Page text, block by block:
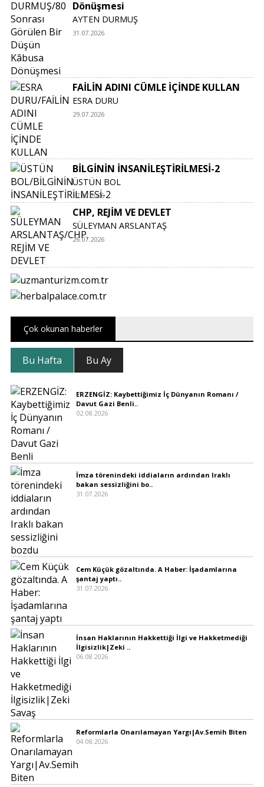
Dönüşmesi
AYTEN DURMUŞ
31.07.2026
FAİLİN ADINI CÜMLE İÇİNDE KULLAN
ESRA DURU
29.07.2026
BİLGİNİN İNSANİLEŞTİRİLMESİ-2
ÜSTÜN BOL
27.07.2026
CHP, REJİM VE DEVLET
SÜLEYMAN ARSLANTAŞ
26.07.2026
Çok okunan haberler
Bu Hafta Bu Ay
ERZENGİZ: Kaybettiğimiz İç Dünyanın Romanı /
Davut Gazi Benli..
02.08.2026
İmza törenindeki iddiaların ardından Iraklı
bakan sessizliğini bo..
31.07.2026
Cem Küçük gözaltında. A Haber: İşadamlarına
şantaj yaptı..
31.07.2026
İnsan Haklarının Hakkettiği İlgi ve Hakketmediği
İlgisizlik|Zeki ..
06.08.2026
Reformlarla Onarılamayan Yargı|Av.Semih Biten
04.08.2026